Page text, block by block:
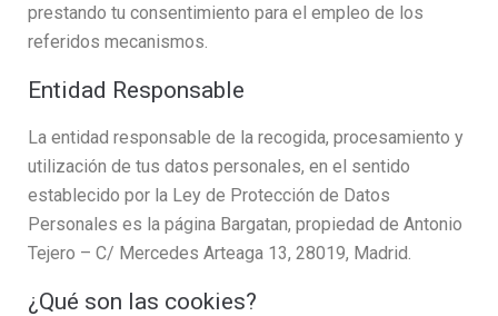
prestando tu consentimiento para el empleo de los
referidos mecanismos.
Entidad Responsable
La entidad responsable de la recogida, procesamiento y
utilización de tus datos personales, en el sentido
establecido por la Ley de Protección de Datos
Personales es la página Bargatan, propiedad de Antonio
Tejero – C/ Mercedes Arteaga 13, 28019, Madrid.
¿Qué son las cookies?